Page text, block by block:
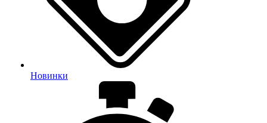
Новинки